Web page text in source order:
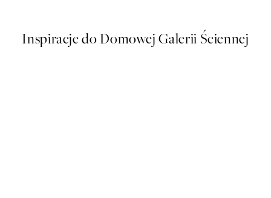
Inspiracje do Domowej Galerii Ściennej